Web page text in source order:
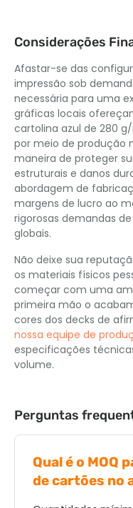
Considerações
Afastar-se das
impressão sob
necessária para uma
gráficas locais
cartolina azul de 280
por meio de produção
maneira de proteger
estruturais e danos
abordagem de
margens de lucro ao
rigorosas demandas
globais.
Não deixe sua
os materiais físicos
começar com uma
primeira mão o
cores dos decks de
nossa equipe de
especificações
volume.
Perguntas
Qual é o MOQ
de cartões no